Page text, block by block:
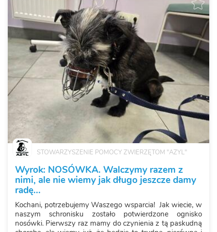
STOWARZYSZENIE POMOCY ZWIERZĘTOM "AZYL"
Wyrok: NOSÓWKA. Walczymy razem z
nimi, ale nie wiemy jak długo jeszcze damy
radę...
Kochani, potrzebujemy Waszego wsparcia! Jak wiecie, w
naszym schronisku zostało potwierdzone ognisko
nosówki. Pierwszy raz mamy do czynienia z tą paskudną